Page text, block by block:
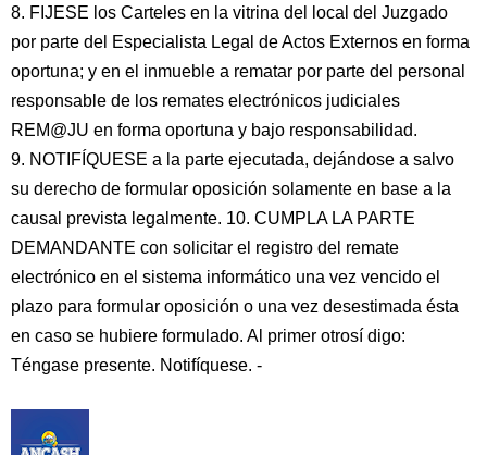
8. FIJESE los Carteles en la vitrina del local del Juzgado
por parte del Especialista Legal de Actos Externos en forma
oportuna; y en el inmueble a rematar por parte del personal
responsable de los remates electrónicos judiciales
REM@JU en forma oportuna y bajo responsabilidad.
9. NOTIFÍQUESE a la parte ejecutada, dejándose a salvo
su derecho de formular oposición solamente en base a la
causal prevista legalmente. 10. CUMPLA LA PARTE
DEMANDANTE con solicitar el registro del remate
electrónico en el sistema informático una vez vencido el
plazo para formular oposición o una vez desestimada ésta
en caso se hubiere formulado. Al primer otrosí digo:
Téngase presente. Notifíquese. -